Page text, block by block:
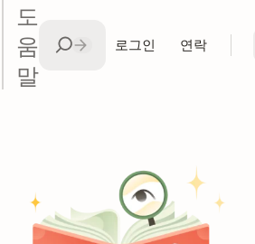
도
움
말
로그인 연락